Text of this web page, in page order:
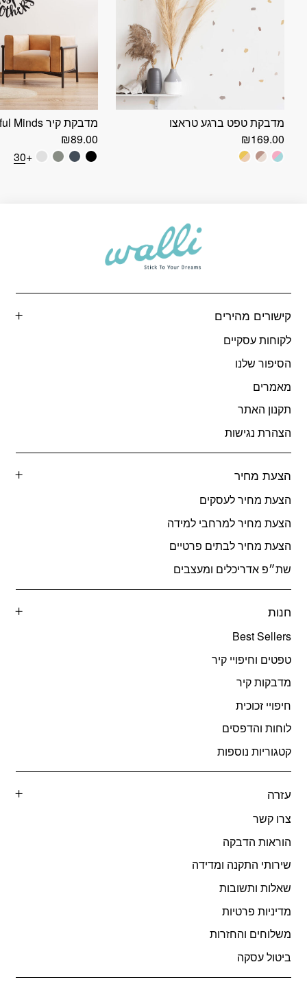
מדבקת טפט ברגע טראצו
₪169.00
מדבקת קיר Beautiful Minds
₪89.00
+30
קישורים מהירים
לקוחות עסקיים
הסיפור שלנו
מאמרים
תקנון האתר
הצהרת נגישות
הצעת מחיר
הצעת מחיר לעסקים
הצעת מחיר למרחבי למידה
הצעת מחיר לבתים פרטיים
שת״פ אדריכלים ומעצבים
חנות
Best Sellers
טפטים וחיפויי קיר
מדבקות קיר
חיפויי זכוכית
לוחות והדפסים
קטגוריות נוספות
עזרה
צרו קשר
הוראות הדבקה
שירותי התקנה ומדידה
שאלות ותשובות
מדיניות פרטיות
משלוחים והחזרות
ביטול עסקה